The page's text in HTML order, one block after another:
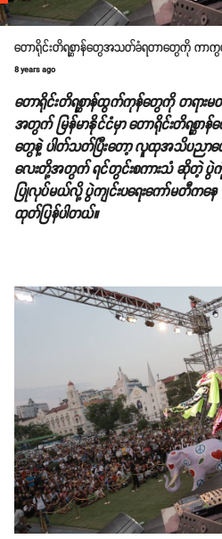
တောရိုင်းတိရစ္ဆာန်တွေအသတ်ခံရတာတွေကို ကာကွ
8 years ago
တောရိုင်းတိရစ္ဆာန်ထွက်ကုန်တွေကို တရားမ
အတွက် မြန်မာနိုင်ငံမှာ တောရိုင်းတိရစ္ဆ
တွေနဲ့ ပါတ်သတ်ပြီးတော့ လူထုအသိပညာပ
လေးတို့အတွက် ရင်တွင်းစကားသံ ဆိုတဲ့ ပွဲကို
ပြုလုပ်မယ်လို့ ပွဲကျင်းပရေးကော်မတီက
ထုတ်ပြန်ပါတယ်။